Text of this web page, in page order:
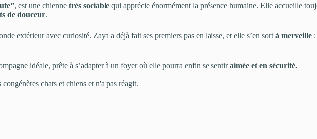
, est une chienne très sociable qui apprécie énormément la présence humaine. Elle accueille
de douceur.
extérieur avec curiosité. Zaya a déjà fait ses premiers pas en laisse, et elle s’en sort à merveille :
idéale, prête à s’adapter à un foyer où elle pourra enfin se sentiraimée et en sécurité.
chats et chiens et n'a pas réagit.